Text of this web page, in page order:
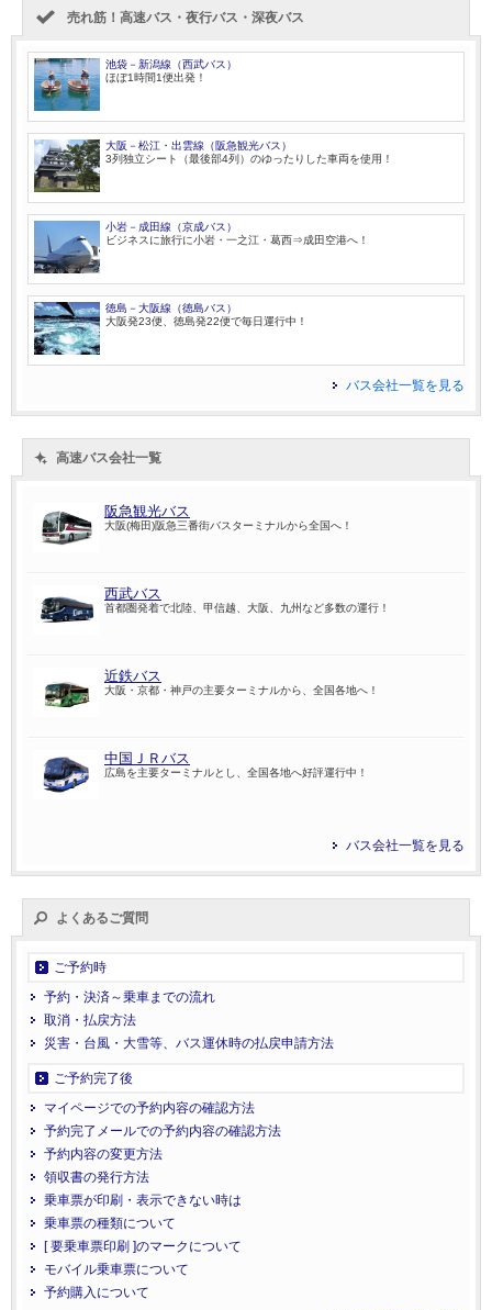
売れ筋！高速バス・夜行バス・深夜バス
池袋－新潟線（西武バス）
ほぼ1時間1便出発！
大阪－松江・出雲線（阪急観光バス）
3列独立シート（最後部4列）のゆったりした車両を使用！
小岩－成田線（京成バス）
ビジネスに旅行に小岩・一之江・葛西⇒成田空港へ！
徳島－大阪線（徳島バス）
大阪発23便、徳島発22便で毎日運行中！
バス会社一覧を見る
高速バス会社一覧
阪急観光バス
大阪(梅田)阪急三番街バスターミナルから全国へ！
西武バス
首都圏発着で北陸、甲信越、大阪、九州など多数の運行！
近鉄バス
大阪・京都・神戸の主要ターミナルから、全国各地へ！
中国ＪＲバス
広島を主要ターミナルとし、全国各地へ好評運行中！
バス会社一覧を見る
よくあるご質問
ご予約時
予約・決済～乗車までの流れ
取消・払戻方法
災害・台風・大雪等、バス運休時の払戻申請方法
ご予約完了後
マイページでの予約内容の確認方法
予約完了メールでの予約内容の確認方法
予約内容の変更方法
領収書の発行方法
乗車票が印刷・表示できない時は
乗車票の種類について
[ 要乗車票印刷 ]のマークについて
モバイル乗車票について
予約購入について